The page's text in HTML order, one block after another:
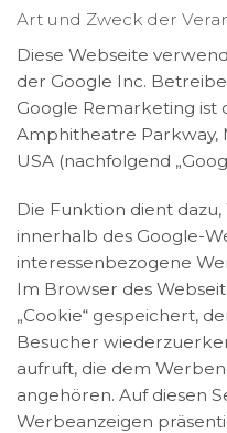
Art und Zweck der
Diese Webseite
der Google Inc.
Google Remarketing ist
Amphitheatre Parkway,
USA (nachfolgend
Die Funktion dient
innerhalb des Google-
interessenbezogene
Im Browser des
„Cookie“ gespeichert,
Besucher
aufruft, die dem
angehören. Auf diesen
Werbeanzeigen